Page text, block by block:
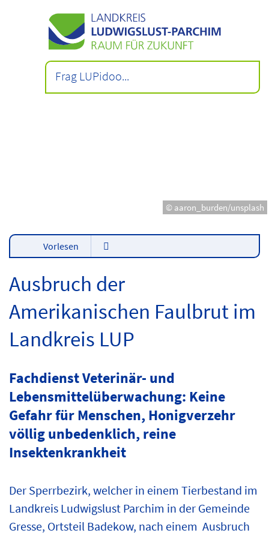
© aaron_burden/unsplash
Vorlesen
Ausbruch der
Amerikanischen Faulbrut im
Landkreis LUP
Fachdienst Veterinär- und
Lebensmittelüberwachung: Keine
Gefahr für Menschen, Honigverzehr
völlig unbedenklich, reine
Insektenkrankheit
Der Sperrbezirk, welcher in einem Tierbestand im
Landkreis Ludwigslust Parchim in der Gemeinde
Gresse, Ortsteil Badekow, nach einem Ausbruch